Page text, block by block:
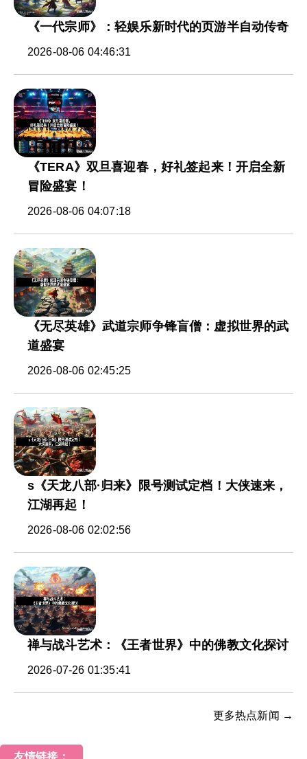
《一代宗师》：轻娱乐新时代的页游半自动传奇
2026-08-06 04:46:31
《TERA》双旦喜迎春，好礼签起来！开启全新
冒险盛宴！
2026-08-06 04:07:18
《无尽英雄》武道宗师争锋盲僧：虚拟世界的武
道盛宴
2026-08-06 02:45:25
s《天龙八部·归来》限号测试定档！大侠速来，
江湖再起！
2026-08-06 02:02:56
禅与战斗艺术：《王者世界》中的佛教文化探讨
2026-07-26 01:35:41
更多热点新闻 →
友情链接：